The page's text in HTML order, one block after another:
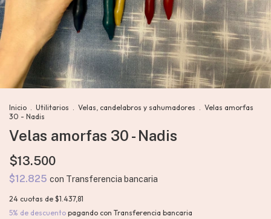
Inicio . Utilitarios . Velas, candelabros y sahumadores . Velas amorfas
30 - Nadis
Velas amorfas 30 - Nadis
$13.500
$12.825 con Transferencia bancaria
24 cuotas de $1.437,81
5% de descuento pagando con Transferencia bancaria